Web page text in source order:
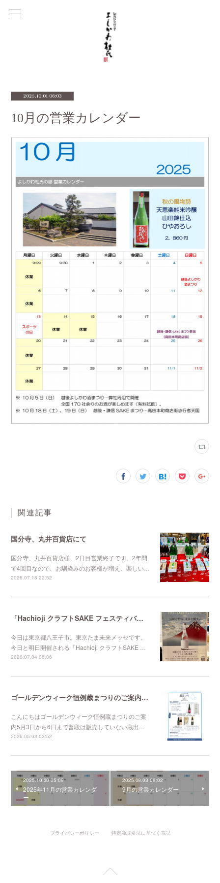
2025.10.01 06:03
10月の営業カレンダー
関連記事
国分寺、丸井百貨店にて
国分寺、丸井百貨店様、2日目営業終了です。2年間
で4回目なので、お馴染みのお客様が増え、楽しい…
2026.07.18 22:52
「Hachioji クラフトSAKE フェスティバル 2026」に出店
今日は東京都八王子市。東京たま未来メッセです。
今日と明日開催される「Hachioji クラフトSAKE …
2026.07.04 06:06
ゴールデンウィーク恒例蔵まつりのご案内 5/3～5/6
こんにちはゴールデンウィーク恒例蔵まつりのご案
内5月3日から6日まで普段は販売していない蔵出…
2026.05.03 03:52
2025.10.30 05:09
2025年11月の営業カレンダ
ー
2025.09.03 09:02
9月の営業カレンダー
プライバシーポリシー 特定商取引法に基づく表記